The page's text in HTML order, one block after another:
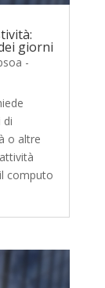
giorni
-
di
o altre
computo